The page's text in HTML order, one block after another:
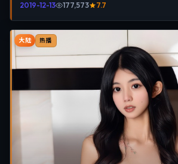
2019-12-13 177,573 7.7
大陆 热播